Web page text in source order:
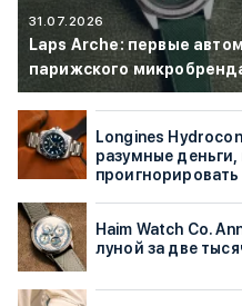
31.07.2026
Laps Arche: первые
парижского
Longines
разумные
проигнорировать
Haim Watch Co.
луной за две